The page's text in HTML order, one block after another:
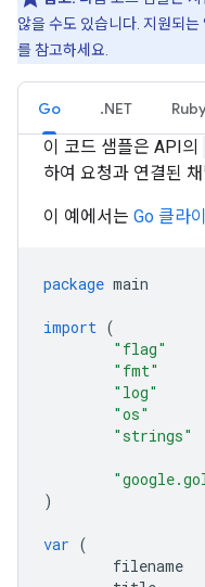
않을 수도 있습니다. 지원되는
를 참고하세요.
Go .NET
이 코드 샘플은 API의
하여 요청과 연결된
이 예에서는 Go 클라
package main
import (
"flag"
"fmt"
"log"
"os"
"strings"
)
var (
filename